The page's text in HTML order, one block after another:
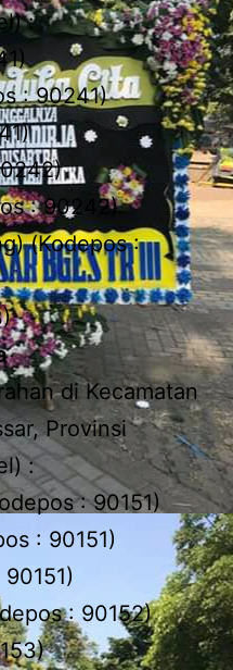
:
: 90241)
: 90242)
(Kodepos :
di Kecamatan
Provinsi
:
: 90151)
: 90151)
: 90152)